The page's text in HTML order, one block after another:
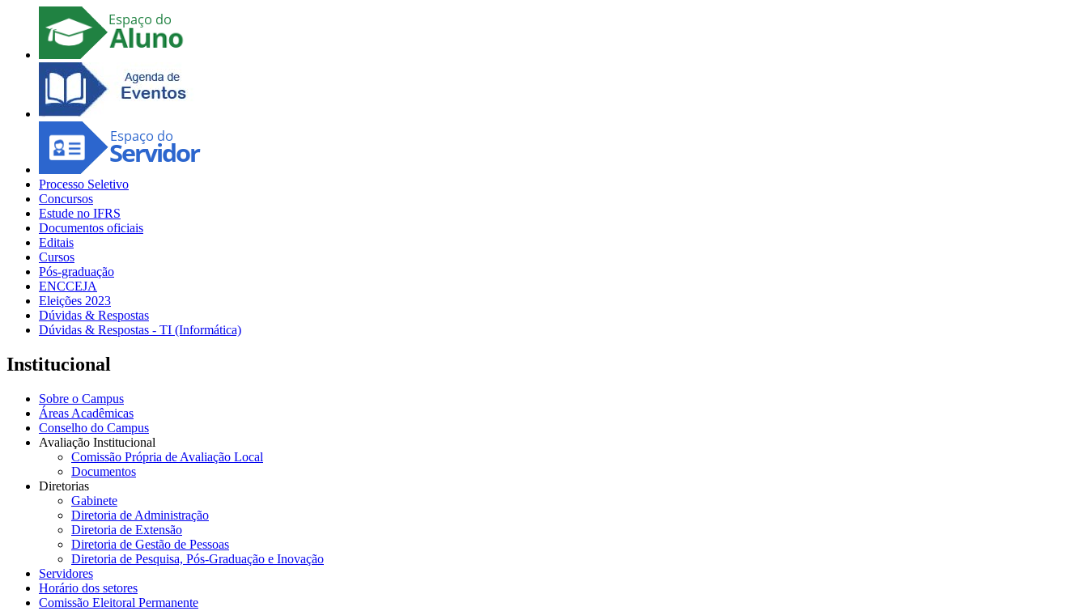
Processo Seletivo
Concursos
Estude no IFRS
Documentos oficiais
Editais
Cursos
Pós-graduação
ENCCEJA
Eleições 2023
Dúvidas & Respostas
Dúvidas & Respostas - TI (Informática)
Institucional
Sobre o Campus
Áreas Acadêmicas
Conselho do Campus
Avaliação Institucional
Comissão Própria de Avaliação Local
Documentos
Diretorias
Gabinete
Diretoria de Administração
Diretoria de Extensão
Diretoria de Gestão de Pessoas
Diretoria de Pesquisa, Pós-Graduação e Inovação
Servidores
Horário dos setores
Comissão Eleitoral Permanente